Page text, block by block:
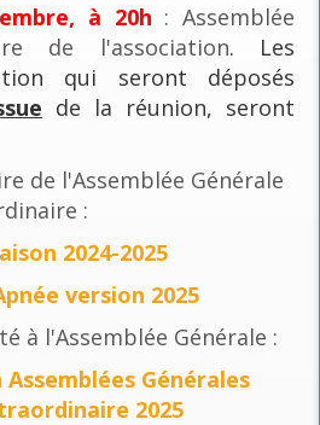
à 20h : Assemblée
de l'association. Les
qui seront déposés
de la réunion, seront
de l'Assemblée Générale
:
2024-2025
version 2025
à l'Assemblée Générale :
Générales
2025